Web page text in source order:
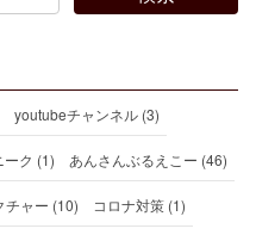
youtubeチャンネル (3)
ーク (1) あんさんぶるえこー (46)
チャー (10) コロナ対策 (1)